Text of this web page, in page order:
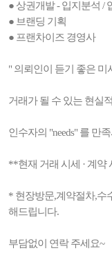
● 상권개발 - 입지분석 /
● 브랜딩 기획
● 프랜차이즈 경영사
" 의뢰인이 듣기 좋은 미
거래가 될 수 있는 현실
인수자의 "needs" 를 만
**현재 거래 시세 · 계약
* 현장방문,계약절차,수
해드립니다.
부담없이 연락 주세요~